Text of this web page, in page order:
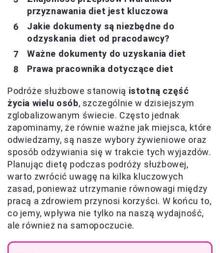
przyznawania diet jest kluczowa
Jakie dokumenty są niezbędne do
odzyskania diet od pracodawcy?
Ważne dokumenty do uzyskania diet
Prawa pracownika dotyczące diet
Podróże służbowe stanowią istotną część
życia wielu osób, szczególnie w dzisiejszym
zglobalizowanym świecie. Często jednak
zapominamy, że równie ważne jak miejsca, które
odwiedzamy, są nasze wybory żywieniowe oraz
sposób odżywiania się w trakcie tych wyjazdów.
Planując dietę podczas podróży służbowej,
warto zwrócić uwagę na kilka kluczowych
zasad, ponieważ utrzymanie równowagi między
pracą a zdrowiem przynosi korzyści. W końcu to,
co jemy, wpływa nie tylko na naszą wydajność,
ale również na samopoczucie.